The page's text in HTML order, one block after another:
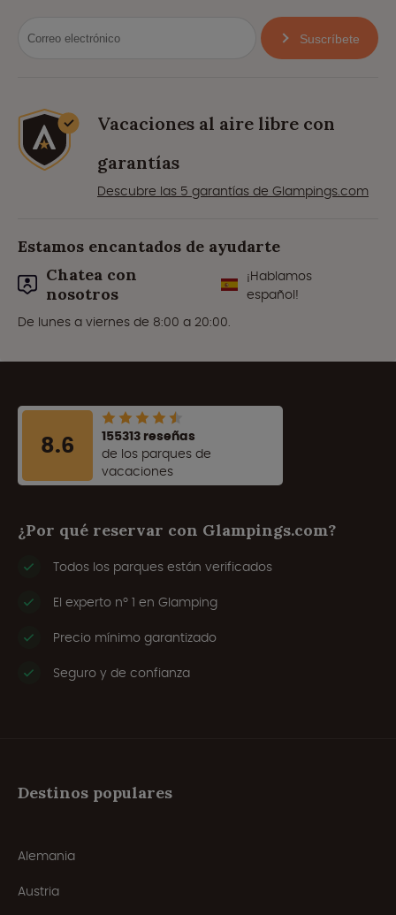
Suscríbete
Vacaciones al aire libre con
garantías
Descubre las 5 garantías de Glampings.com
Estamos encantados de ayudarte
Chatea con
nosotros
¡Hablamos
español!
De lunes a viernes de 8:00 a 20:00.
8.6
155313 reseñas
de los parques de
vacaciones
¿Por qué reservar con Glampings.com?
Todos los parques están verificados
El experto nº 1 en Glamping
Precio mínimo garantizado
Seguro y de confianza
Destinos populares
Alemania
Austria